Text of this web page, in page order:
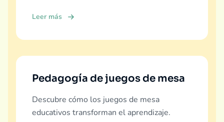
Leer más
Pedagogía de juegos de mesa
Descubre cómo los juegos de mesa
educativos transforman el aprendizaje.